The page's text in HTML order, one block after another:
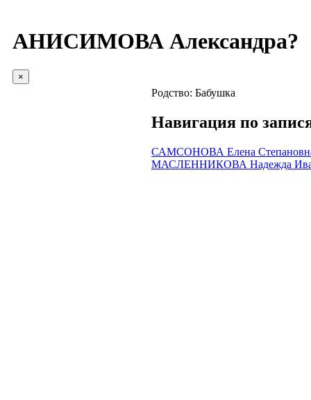
АНИСИМОВА Александра?
×
Родство: Бабушка
Навигация по
САМСОНОВА Елена
МАСЛЕННИКОВА Надежда